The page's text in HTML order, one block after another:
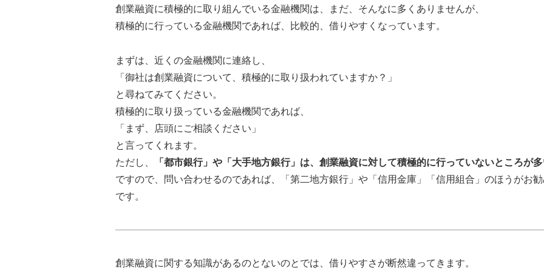
創業融資に積極的に取り組んでいる金融機関は、まだ、そんなに多くありませんが、
積極的に行っている金融機関であれば、比較的、借りやすくなっています。
まずは、近くの金融機関に連絡し、
「御社は創業融資について、積極的に取り扱われていますか？」
と尋ねてみてください。
積極的に取り扱っている金融機関であれば、
「まず、店頭にご相談ください」
と言ってくれます。
ただし、
「都市銀行」や「大手地方銀行」は、創業融資に対して積極的に行っていないところが
ですので、問い合わせるのであれば、「第二地方銀行」や「信用金庫」「信用組合」のほうがお
です。
創業融資に関する知識があるのとないのとでは、借りやすさが断然違ってきます。